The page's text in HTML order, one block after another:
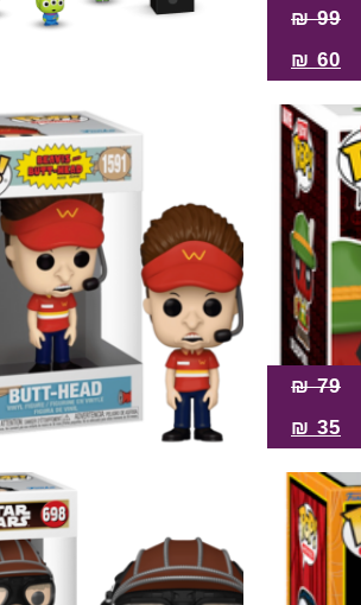
99
₪
60
₪
79
₪
35
₪